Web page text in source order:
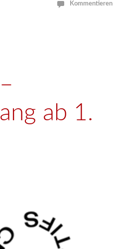
Kommentieren
ab 1.